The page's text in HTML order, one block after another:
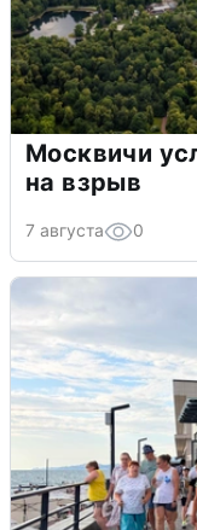
Москвичи
на взрыв
7 августа 0